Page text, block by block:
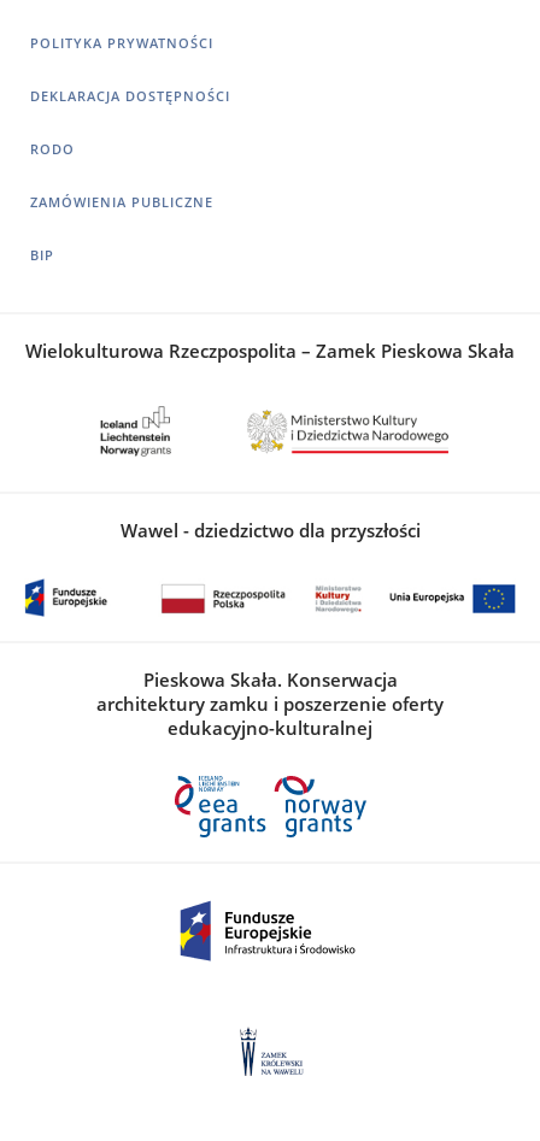
POLITYKA PRYWATNOŚCI
DEKLARACJA DOSTĘPNOŚCI
RODO
ZAMÓWIENIA PUBLICZNE
BIP
Wielokulturowa Rzeczpospolita – Zamek Pieskowa Skała
Wawel - dziedzictwo dla przyszłości
Pieskowa Skała. Konserwacja
architektury zamku i poszerzenie oferty
edukacyjno-kulturalnej